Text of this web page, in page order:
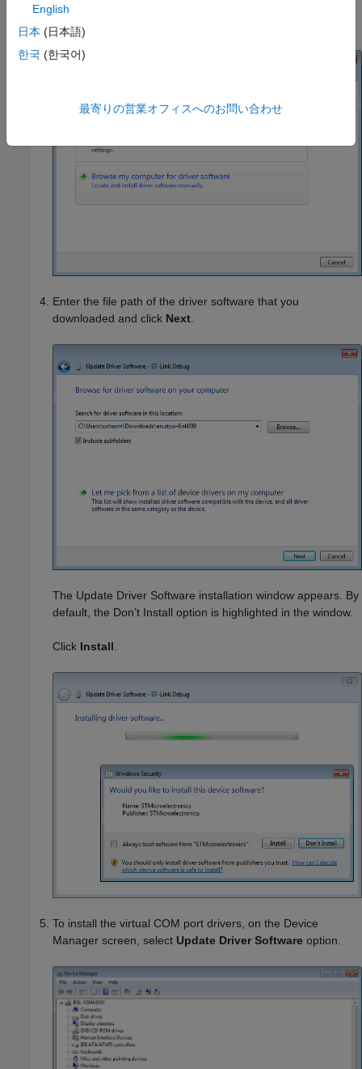
ClickBrowse my computer for driver software
Enter the file path of the driver software that you
downloaded and click Next
The Update Driver Software installation window appears. By
default, the Don’t Install option is highlighted in the window.
Click Install
To install the virtual COM port drivers, on the Device
Manager screen, select Update Driver Software option.
English
日本 (日本語)
한국 (한국어)
最寄りの営業オフィスへのお問い合わせ